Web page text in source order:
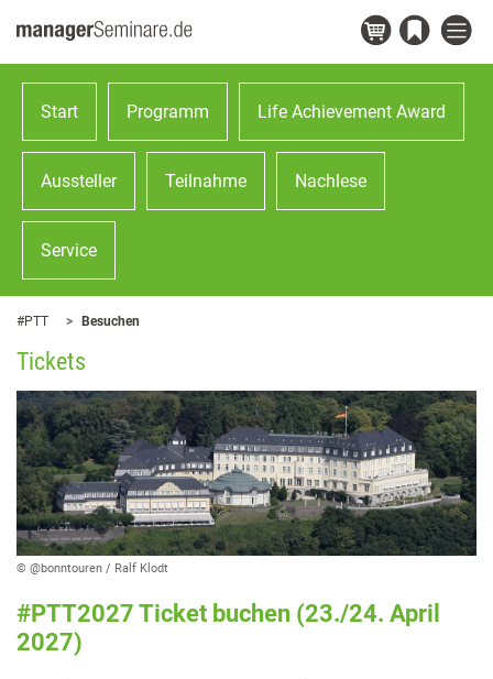
Start Programm Life Achievement Award
Aussteller Teilnahme Nachlese
Service
#PTT Besuchen
Tickets
© @bonntouren / Ralf Klodt
#PTT2027 Ticket buchen (23./24. April
2027)